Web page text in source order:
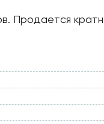
Продается